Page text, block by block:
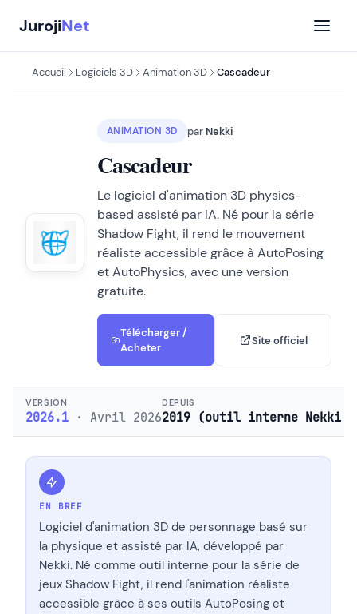
contenu
JurojiNet
Accueil Logiciels 3D Animation 3D Cascadeur
ANIMATION 3D par Nekki
Cascadeur
Le logiciel d'animation 3D physics-
based assisté par IA. Né pour la série
Shadow Fight, il rend le mouvement
réaliste accessible grâce à AutoPosing
et AutoPhysics, avec une version
gratuite.
Télécharger /
Acheter
Site officiel
VERSION
2026.1 · Avril 2026
DEPUIS
2019 (outil interne Nekki
EN BREF
Logiciel d'animation 3D de personnage basé sur
la physique et assisté par IA, développé par
Nekki. Né comme outil interne pour la série de
jeux Shadow Fight, il rend l'animation réaliste
accessible grâce à ses outils AutoPosing et